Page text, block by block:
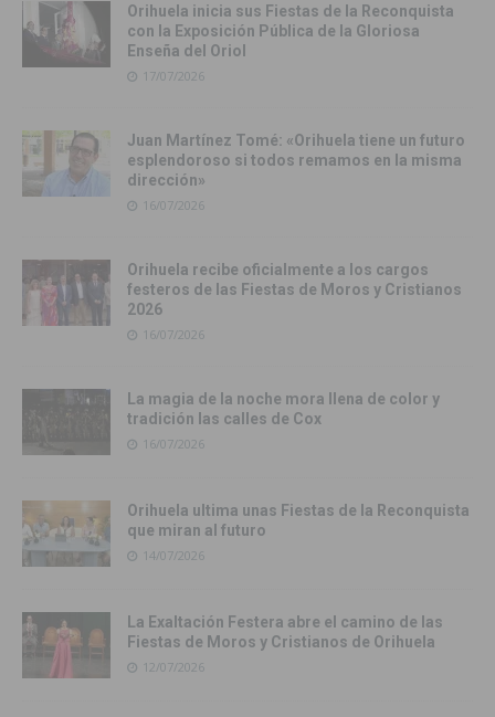
Orihuela inicia sus Fiestas de la Reconquista
con la Exposición Pública de la Gloriosa
Enseña del Oriol
17/07/2026
Juan Martínez Tomé: «Orihuela tiene un futuro
esplendoroso si todos remamos en la misma
dirección»
16/07/2026
Orihuela recibe oficialmente a los cargos
festeros de las Fiestas de Moros y Cristianos
2026
16/07/2026
La magia de la noche mora llena de color y
tradición las calles de Cox
16/07/2026
Orihuela ultima unas Fiestas de la Reconquista
que miran al futuro
14/07/2026
La Exaltación Festera abre el camino de las
Fiestas de Moros y Cristianos de Orihuela
12/07/2026